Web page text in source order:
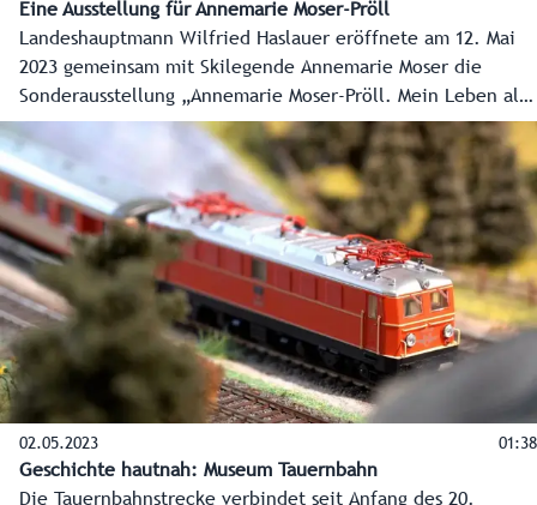
Eine Ausstellung für Annemarie Moser-Pröll
Landeshauptmann Wilfried Haslauer eröffnete am 12. Mai
2023 gemeinsam mit Skilegende Annemarie Moser die
Sonderausstellung „Annemarie Moser-Pröll. Mein Leben als
Jahrhundertsportlerin“ im Skimuseum Werfenweng. Mit
dabei allerlei Wintersport-Prominenz.
02.05.2023 01:38
Geschichte hautnah: Museum Tauernbahn
Die Tauernbahnstrecke verbindet seit Anfang des 20.